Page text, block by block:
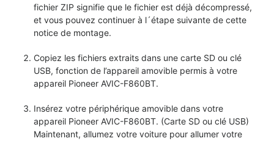
fichier ZIP signifie que le fichier est déjà décompressé,
et vous pouvez continuer à l´étape suivante de cette
notice de montage.
Copiez les fichiers extraits dans une carte SD ou clé
USB, fonction de l’appareil amovible permis à votre
appareil Pioneer AVIC-F860BT.
Insérez votre périphérique amovible dans votre
appareil Pioneer AVIC-F860BT. (Carte SD ou clé USB)
Maintenant, allumez votre voiture pour allumer votre